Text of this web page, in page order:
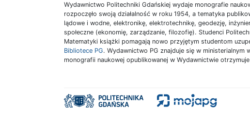
Wydawnictwo Politechniki Gdańskiej wydaje monografie
rozpoczęło swoją działalność w roku 1954, a tematyka
lądowe i wodne, elektronikę, elektrotechnikę, geodezję,
społeczne (ekonomię, zarządzanie, filozofię). Studenci
Matematyki książki pomagają nowo przyjętym studentom
Bibliotece PG. Wydawnictwo PG znajduje się w
monografii naukowej opublikowanej w Wydawnictwie